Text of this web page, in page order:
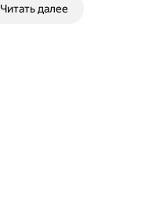
Читать далее